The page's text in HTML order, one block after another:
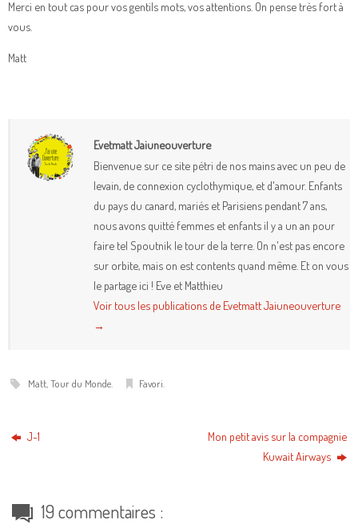
Merci en tout cas pour vos gentils mots, vos attentions. On pense très fort à
vous.
Matt
Evetmatt Jaiuneouverture
Bienvenue sur ce site pétri de nos mains avec un peu de
levain, de connexion cyclothymique, et d'amour. Enfants
du pays du canard, mariés et Parisiens pendant 7 ans,
nous avons quitté femmes et enfants il y a un an pour
faire tel Spoutnik le tour de la terre. On n'est pas encore
sur orbite, mais on est contents quand même. Et on vous
le partage ici ! Eve et Matthieu
Voir tous les publications de Evetmatt Jaiuneouverture
→
Matt,Tour du Monde. Favori.
J-1
Mon petit avis sur la compagnie
Kuwait Airways
19 commentaires :